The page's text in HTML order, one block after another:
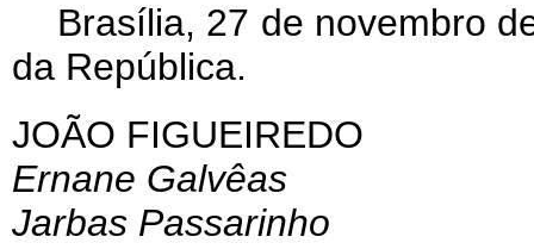
Brasília, 27 de novembro
da República.
JOÃO FIGUEIREDO
Ernane Galvêas
Jarbas Passarinho